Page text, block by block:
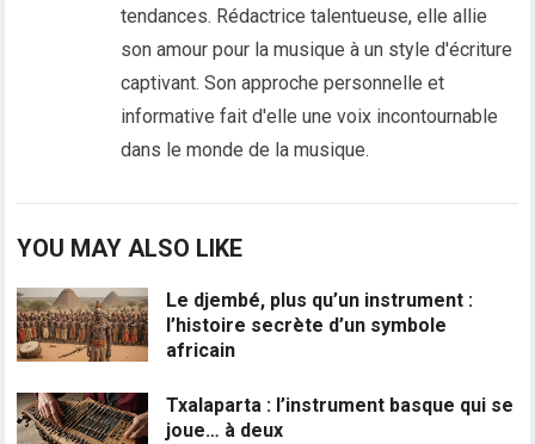
tendances. Rédactrice talentueuse, elle allie
son amour pour la musique à un style d'écriture
captivant. Son approche personnelle et
informative fait d'elle une voix incontournable
dans le monde de la musique.
YOU MAY ALSO LIKE
Le djembé, plus qu’un instrument :
l’histoire secrète d’un symbole
africain
Txalaparta : l’instrument basque qui se
joue… à deux